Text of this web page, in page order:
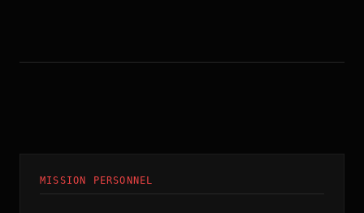
MISSION PERSONNEL